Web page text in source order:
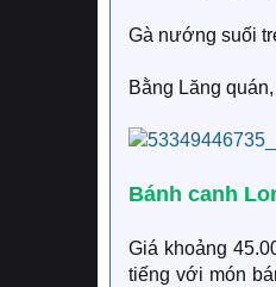
Gà nướng suối
Bằng Lăng
Bánh canh
Giá khoảng
tiếng với món